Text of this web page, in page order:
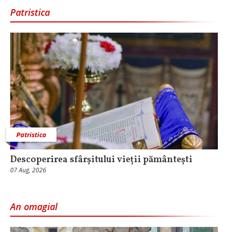
Patristica
Patristica
Descoperirea sfârșitului vieții pământești
07 Aug, 2026
An omagial